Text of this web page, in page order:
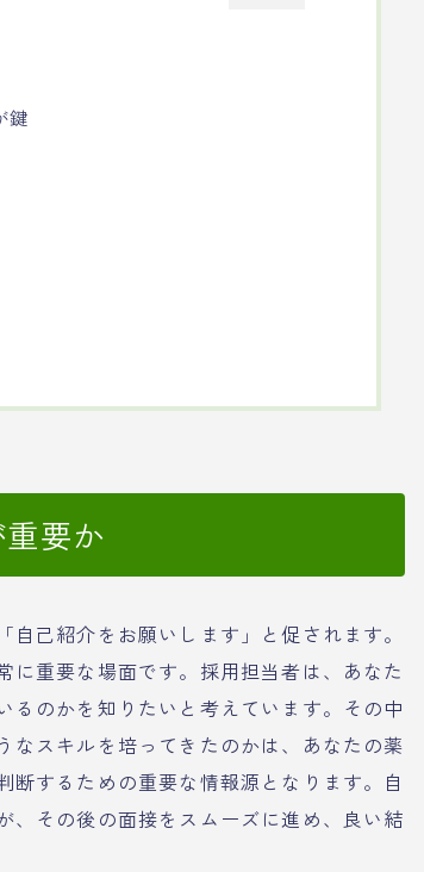
鍵
要か
己紹介をお願いします」と促されます。
に重要な場面です。採用担当者は、あなた
のかを知りたいと考えています。その中
なスキルを培ってきたのかは、あなたの薬
するための重要な情報源となります。自
、その後の面接をスムーズに進め、良い結